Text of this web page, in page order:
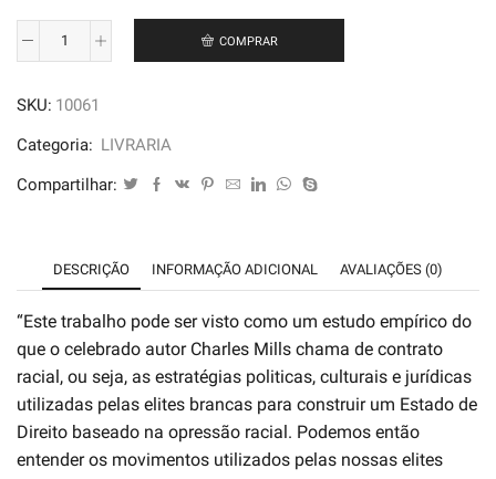
Raça,
cidadania[...]
quantidade
COMPRAR
SKU: 10061
Categoria: LIVRARIA
Compartilhar:
DESCRIÇÃO INFORMAÇÃO ADICIONAL AVALIAÇÕES (0)
“Este trabalho pode ser visto como um estudo empírico do
que o celebrado autor Charles Mills chama de contrato
racial, ou seja, as estratégias politicas, culturais e jurídicas
utilizadas pelas elites brancas para construir um Estado de
Direito baseado na opressão racial. Podemos então
entender os movimentos utilizados pelas nossas elites